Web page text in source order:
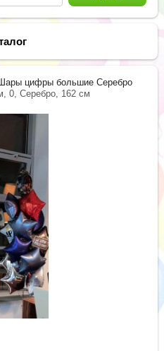
цифры большие Серебро
0, Серебро, 162 см